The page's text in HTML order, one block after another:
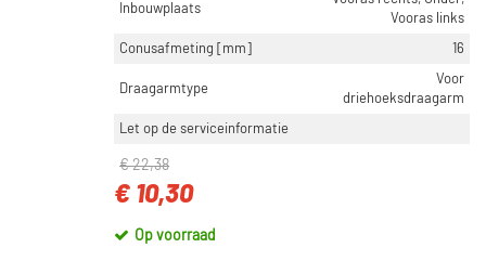
Inbouwplaats
Vooras links
Conusafmeting [mm]
16
Draagarmtype
Voor
driehoeksdraagarm
Let op de serviceinformatie
€ 22,38
€ 10,30
Op voorraad